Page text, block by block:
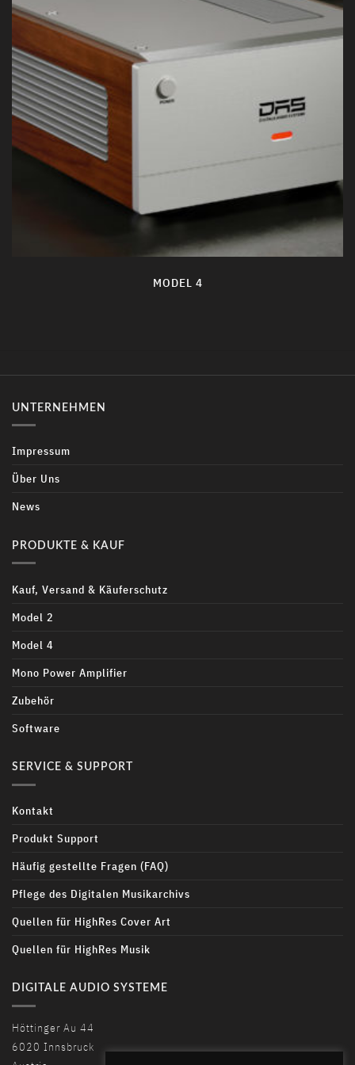
MODEL 4
UNTERNEHMEN
Impressum
Über Uns
News
PRODUKTE & KAUF
Kauf, Versand & Käuferschutz
Model 2
Model 4
Mono Power Amplifier
Zubehör
Software
SERVICE & SUPPORT
Kontakt
Produkt Support
Häufig gestellte Fragen (FAQ)
Pflege des Digitalen Musikarchivs
Quellen für HighRes Cover Art
Quellen für HighRes Musik
DIGITALE AUDIO SYSTEME
Höttinger Au 44
6020 Innsbruck